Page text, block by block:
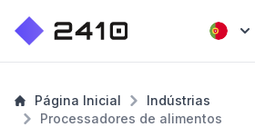
Página Inicial
Indústrias
Processadores de alimentos